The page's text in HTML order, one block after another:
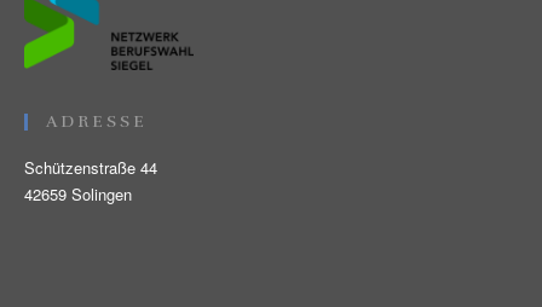
ADRESSE
Schützenstraße 44
42659 Solingen